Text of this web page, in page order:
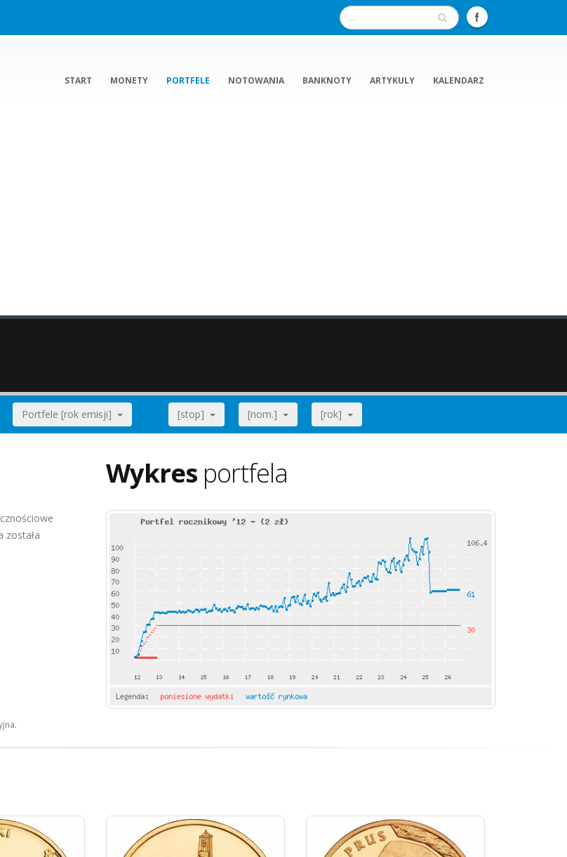
START MONETY PORTFELE NOTOWANIA BANKNOTY ARTYKULY KALENDARZ
Portfele [rok emisji] [stop] [nom.] [rok]
została
Wykres portfela